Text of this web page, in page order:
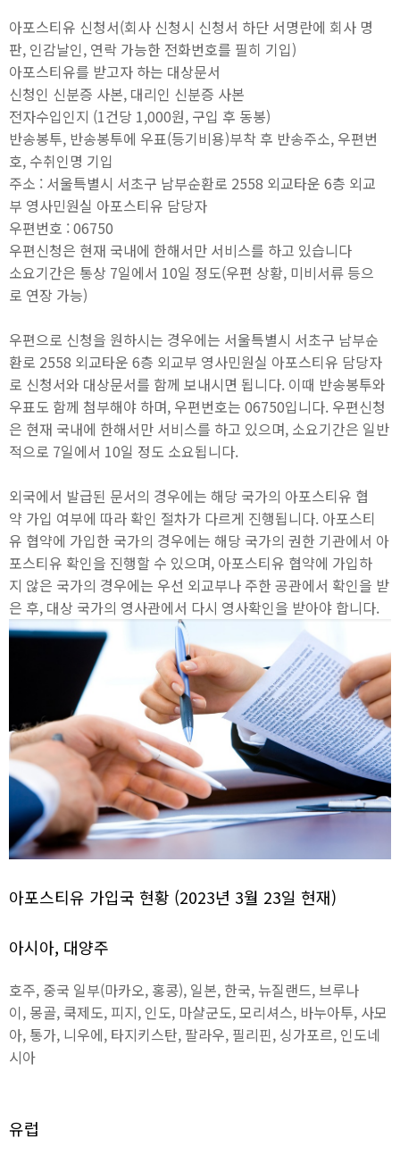
아포스티유 신청서(회사 신청시 신청서 하단 서명란에 회사 명
판, 인감날인, 연락 가능한 전화번호를 필히 기입)
아포스티유를 받고자 하는 대상문서
신청인 신분증 사본, 대리인 신분증 사본
전자수입인지 (1건당 1,000원, 구입 후 동봉)
반송봉투, 반송봉투에 우표(등기비용)부착 후 반송주소, 우편번
호, 수취인명 기입
주소 : 서울특별시 서초구 남부순환로 2558 외교타운 6층 외교
부 영사민원실 아포스티유 담당자
우편번호 : 06750
우편신청은 현재 국내에 한해서만 서비스를 하고 있습니다
소요기간은 통상 7일에서 10일 정도(우편 상황, 미비서류 등으
로 연장 가능)
우편으로 신청을 원하시는 경우에는 서울특별시 서초구 남부순
환로 2558 외교타운 6층 외교부 영사민원실 아포스티유 담당자
로 신청서와 대상문서를 함께 보내시면 됩니다. 이때 반송봉투와
우표도 함께 첨부해야 하며, 우편번호는 06750입니다. 우편신청
은 현재 국내에 한해서만 서비스를 하고 있으며, 소요기간은 일반
적으로 7일에서 10일 정도 소요됩니다.
외국에서 발급된 문서의 경우에는 해당 국가의 아포스티유 협
약 가입 여부에 따라 확인 절차가 다르게 진행됩니다. 아포스티
유 협약에 가입한 국가의 경우에는 해당 국가의 권한 기관에서 아
포스티유 확인을 진행할 수 있으며, 아포스티유 협약에 가입하
지 않은 국가의 경우에는 우선 외교부나 주한 공관에서 확인을 받
은 후, 대상 국가의 영사관에서 다시 영사확인을 받아야 합니다.
아포스티유 가입국 현황 (2023년 3월 23일 현재)
아시아, 대양주
호주, 중국 일부(마카오, 홍콩), 일본, 한국, 뉴질랜드, 브루나
이, 몽골, 쿡제도, 피지, 인도, 마샬군도, 모리셔스, 바누아투, 사모
아, 통가, 니우에, 타지키스탄, 팔라우, 필리핀, 싱가포르, 인도네
시아
유럽